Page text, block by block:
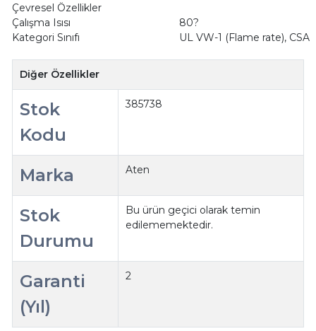
Çevresel Özellikler
Çalışma Isısı
80?
Kategori Sınıfı
UL VW-1 (Flame rate), CSA
Diğer Özellikler
Stok
Kodu
385738
Marka Aten
Stok
Durumu
Bu ürün geçici olarak temin
edilememektedir.
Garanti
(Yıl)
2